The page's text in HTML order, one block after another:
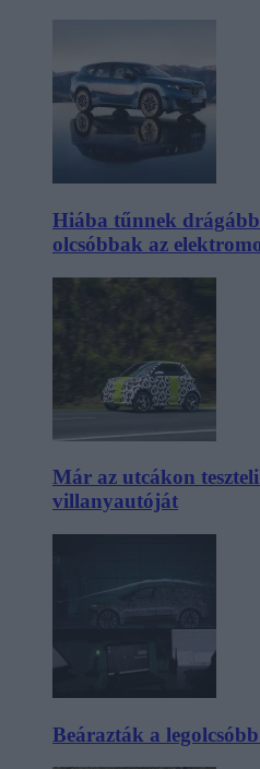
Hiába tűnnek
olcsóbbak az
Már az utcákon
villanyautóját
Beárazták a